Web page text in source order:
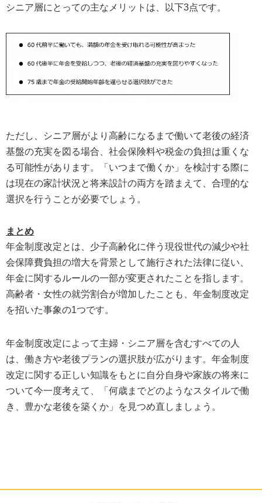
シニア層にとっての主なメリットは、以下3点です。
ただし、シニア層がより高齢になるまで働いて老後の経済
基盤の充実を図る場合、社会保険料や税金の負担は重くな
る可能性があります。「いつまで働くか」を検討する際に
は現在の家計状況と将来設計の両方を踏まえて、合理的な
選択を行うことが必要でしょう。
まとめ
年金制度改定とは、少子高齢化に伴う現役世代の減少や社
会保障費負担の増大を背景として施行された法律に従い、
年金に関するルールの一部が変更されたことを指します。
高齢者・女性の就労割合が増加したことも、年金制度改定
を招いた事象の1つです。
年金制度改定によって主婦・シニア層を含むすべての人
は、働き方や老後プランの選択肢が広がります。年金制度
改定に関する正しい知識をもとに自分自身や家族の将来に
ついて今一度考えて、「何歳までどのようなスタイルで働
き、豊かな老後を築くか」を見つめ直しましょう。